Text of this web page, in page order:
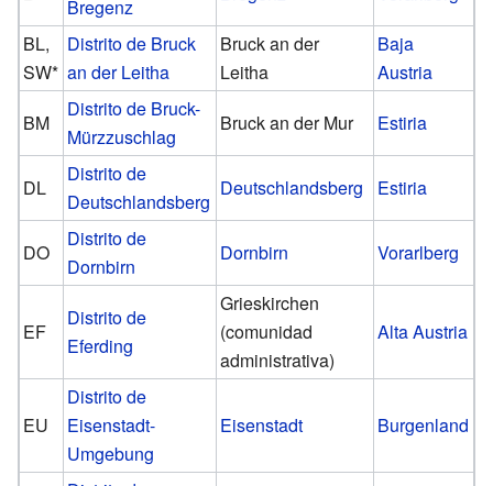
Bregenz
BL,
SW*
Distrito de Bruck
an der Leitha
Bruck an der
Leitha
Baja
Austria
BM
Distrito de Bruck-
Mürzzuschlag
Bruck an der Mur Estiria
DL
Distrito de
Deutschlandsberg
Deutschlandsberg Estiria
DO
Distrito de
Dornbirn
Dornbirn Vorarlberg
EF
Distrito de
Eferding
Grieskirchen
(comunidad
administrativa)
Alta Austria
EU
Distrito de
Eisenstadt-
Umgebung
Eisenstadt Burgenland